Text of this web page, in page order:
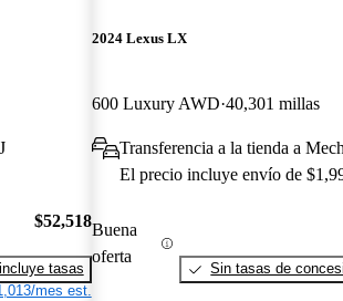
$52,518
tasas
mes est.
2024 Lexus LX
600 Luxury AWD 40,301 millas
Transferencia a la tienda a
El precio incluye envío de
Buena
oferta
Sin tasas de